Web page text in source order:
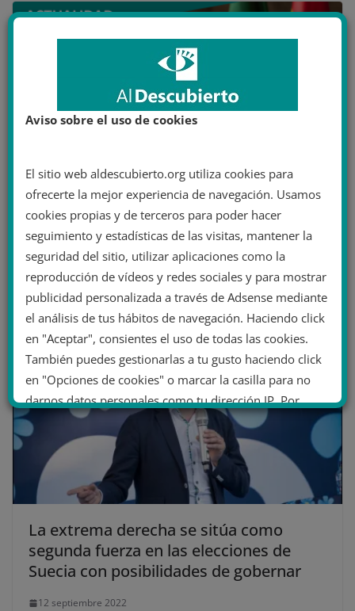
Crisis en Vox Extremadura: dimite su
única consejera por “discrepancias” con
la dirección
6 octubre 2023
La extrema derecha se sitúa como
segunda fuerza en las elecciones de
Suecia con posibilidades de gobernar
12 septiembre 2022
Aviso sobre el uso de cookies
El sitio web aldescubierto.org utiliza cookies para
ofrecerte la mejor experiencia de navegación. Usamos
cookies propias y de terceros para poder hacer
seguimiento y estadísticas de las visitas, mantener la
seguridad del sitio, utilizar aplicaciones como la
reproducción de vídeos y redes sociales y para mostrar
publicidad personalizada a través de Adsense mediante
el análisis de tus hábitos de navegación. Haciendo click
en "Aceptar", consientes el uso de todas las cookies.
También puedes gestionarlas a tu gusto haciendo click
en "Opciones de cookies" o marcar la casilla para no
darnos datos personales como tu dirección IP. Por
último, puedes leer nuestra Política de cookies.
No dar mi información personal
Opciones de cookies Aceptar cookies
Rechazar cookies Política de cookies